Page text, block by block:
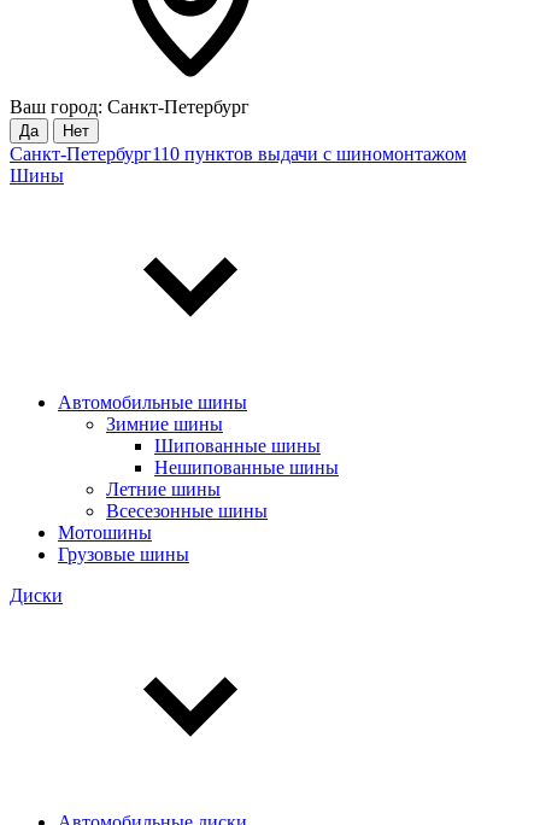
Ваш город: Санкт-Петербург
Да Нет
Санкт-Петербург110 пунктов выдачи с шиномонтажом
Шины
Автомобильные шины
Зимние шины
Шипованные шины
Нешипованные шины
Летние шины
Всесезонные шины
Мотошины
Грузовые шины
Диски